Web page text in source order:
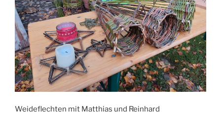
Weideflechten mit Matthias und Reinhard